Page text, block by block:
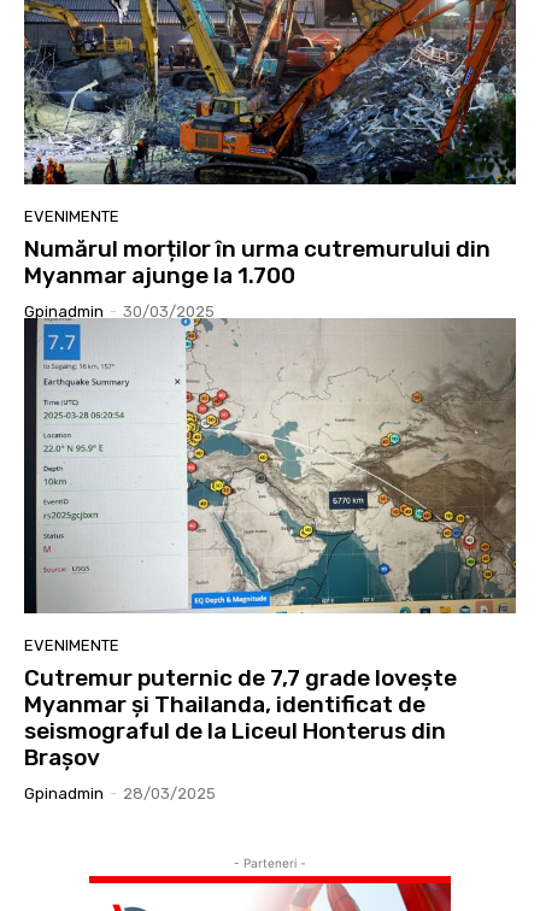
EVENIMENTE
Numărul morților în urma cutremurului din
Myanmar ajunge la 1.700
Gpinadmin - 30/03/2025
EVENIMENTE
Cutremur puternic de 7,7 grade lovește
Myanmar și Thailanda, identificat de
seismograful de la Liceul Honterus din
Brașov
Gpinadmin - 28/03/2025
- Parteneri -